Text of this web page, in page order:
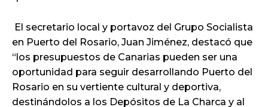
El secretario local y portavoz del Grupo Socialista
en Puerto del Rosario, Juan Jiménez, destacó que
“los presupuestos de Canarias pueden ser una
oportunidad para seguir desarrollando Puerto del
Rosario en su vertiente cultural y deportiva,
destinándolos a los Depósitos de La Charca y al